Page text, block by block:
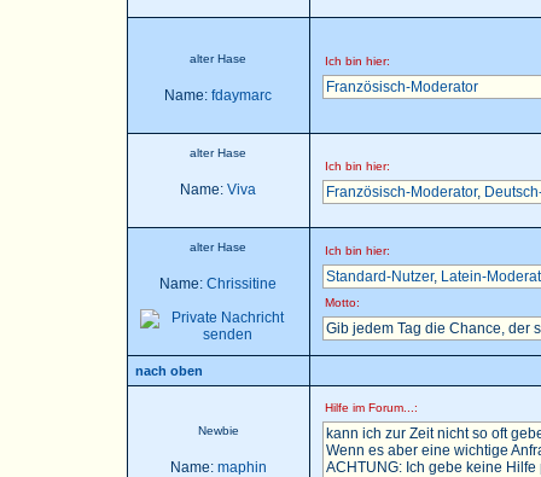
alter Hase
Name: fdaymarc
Ich bin hier:
Französisch-Moderator
alter Hase
Name: Viva
Ich bin hier:
Französisch-Moderator,
alter Hase
Name: Chrissitine
Ich bin hier:
Standard-Nutzer, Latein-
Motto:
Gib jedem Tag die Chance, der
nach oben
Newbie
Name: maphin
Hilfe im Forum...:
kann ich zur Zeit nicht so oft
Wenn es aber eine wichtige
ACHTUNG: Ich gebe keine